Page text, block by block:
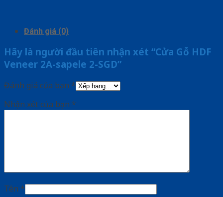
Đánh giá (0)
Hãy là người đầu tiên nhận xét “Cửa Gỗ HDF
Veneer 2A-sapele 2-SGD”
Đánh giá của bạn *
Nhận xét của bạn *
Tên *